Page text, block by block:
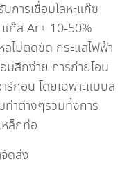
การเชื่อมโลหะแก๊ซ
ก๊ส Ar+ 10-50%
ไม่ติดขัด กระแสไฟฟ้า
มสึกง่าย การถ่ายโอน
ร์กอน โดยเฉพาะแบบส
ท่าต่างๆรวมทั้งการ
หล็กท่อ
ดส่ง